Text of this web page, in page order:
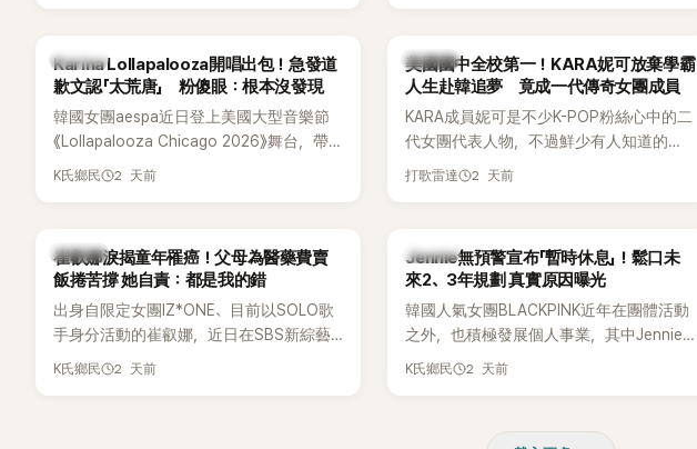
自站出來說清楚。 李智惠進一步解釋，當
時隆胸手術幾乎只有「腋下切開」一種方式，
脆把腋下給大家看，證明我根本沒動過。」
一句話說完，全場瞬間炸鍋，來賓又驚又
笑。 事實上，早在 2006 年，李智惠就為
了證明自己沒有「隆乳」，真的召開了一場泳
排攝影機前，面對媒體擺出各種姿勢，畫
面至今仍被網友津津樂道。 這段為平息爭
度被提起，節目現場立刻充滿驚呼聲與笑
聲，也再次讓人見識到她面對流言時「豁出
去」的直率性格。其實她過去也曾在 SBS
節目《脫掉鞋子恢單4Men》 中，親自公開
度落淚，令人相當心疼。
K-POP
Karina Lollapalooza開唱出包！急發道
歉文認「太荒唐」 粉傻眼：根本沒發現
韓國女團aespa近日登上美國大型音樂節
《Lollapalooza Chicago 2026》舞台，帶
來多首代表作與新歌演出，現場氣氛嗨
K氏鄉民 2 天前
K-POP
美國國中全校第一！KARA妮可放棄學霸
人生赴韓追夢 竟成一代傳奇女團成員
KARA成員妮可是不少K-POP粉絲心中的二
代女團代表人物，不過鮮少有人知道的
是，她其實不只是舞台上的人氣偶像，更
友熱議。
打歌雷達 2 天前
K-POP
崔叡娜淚揭童年罹癌！父母為醫藥費賣
飯捲苦撐 她自責：都是我的錯
出身自限定女團IZ*ONE、目前以SOLO歌
手身分活動的崔叡娜，近日在SBS新綜藝
《我的餘生戀愛》（내 남은 연애）中，首度談
K氏鄉民 2 天前
K-POP
Jennie無預警宣布「暫時休息」！鬆口未
來2、3年規劃 真實原因曝光
韓國人氣女團BLACKPINK近年在團體活動
之外，也積極發展個人事業，其中Jennie
即將推出全新個人專輯，近期更陸續在演
K氏鄉民 2 天前